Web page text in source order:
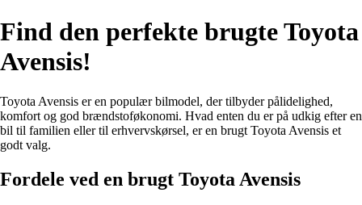
Find den perfekte brugte Toyota
Avensis!
Toyota Avensis er en populær bilmodel, der tilbyder pålidelighed,
komfort og god brændstoføkonomi. Hvad enten du er på udkig efter en
bil til familien eller til erhvervskørsel, er en brugt Toyota Avensis et
godt valg.
Fordele ved en brugt Toyota Avensis